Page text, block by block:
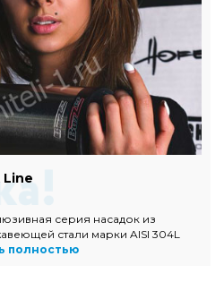
Line
серия насадок из
стали марки AISI 304L
полностью